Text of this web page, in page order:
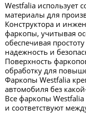
Westfalia использует
материалы для
Конструктора и
фаркопы, учитывая
обеспечивая
надежность и
Поверхность
обработку для
Фаркопы Westfalia
автомобиля без
Все фаркопы
и соответствуют